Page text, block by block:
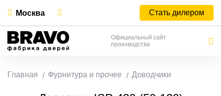
Москва Стать дилером
Официальный сайт
производства
Главная Фурнитура и прочее Доводчики